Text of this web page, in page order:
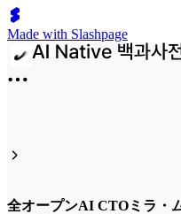
Made with Slashpage
全オープンAI CTOミラ・